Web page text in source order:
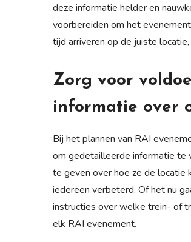
deze informatie helder en
voorbereiden om het
tijd arriveren op de juiste
Zorg voor
informatie over
Bij het plannen van RAI
om gedetailleerde informatie te
te geven over hoe ze de locatie
iedereen verbeterd. Of het nu
instructies over welke trein- of
elk RAI evenement.